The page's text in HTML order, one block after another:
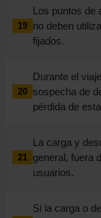
19
Los puntos de
no deben
fijados.
20
Durante el
sospecha de
pérdida de
21
La carga y
general, fuera
usuarios.
Si la carga o